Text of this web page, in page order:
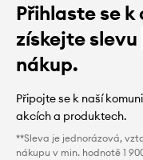
Přihlaste se
získejte slevu
nákup.
Připojte se k naší
akcích a produktech.
**Sleva je jednorázová,
nákupu v min. hodnotě 1